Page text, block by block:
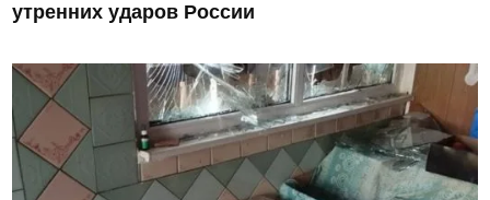
утренних ударов России